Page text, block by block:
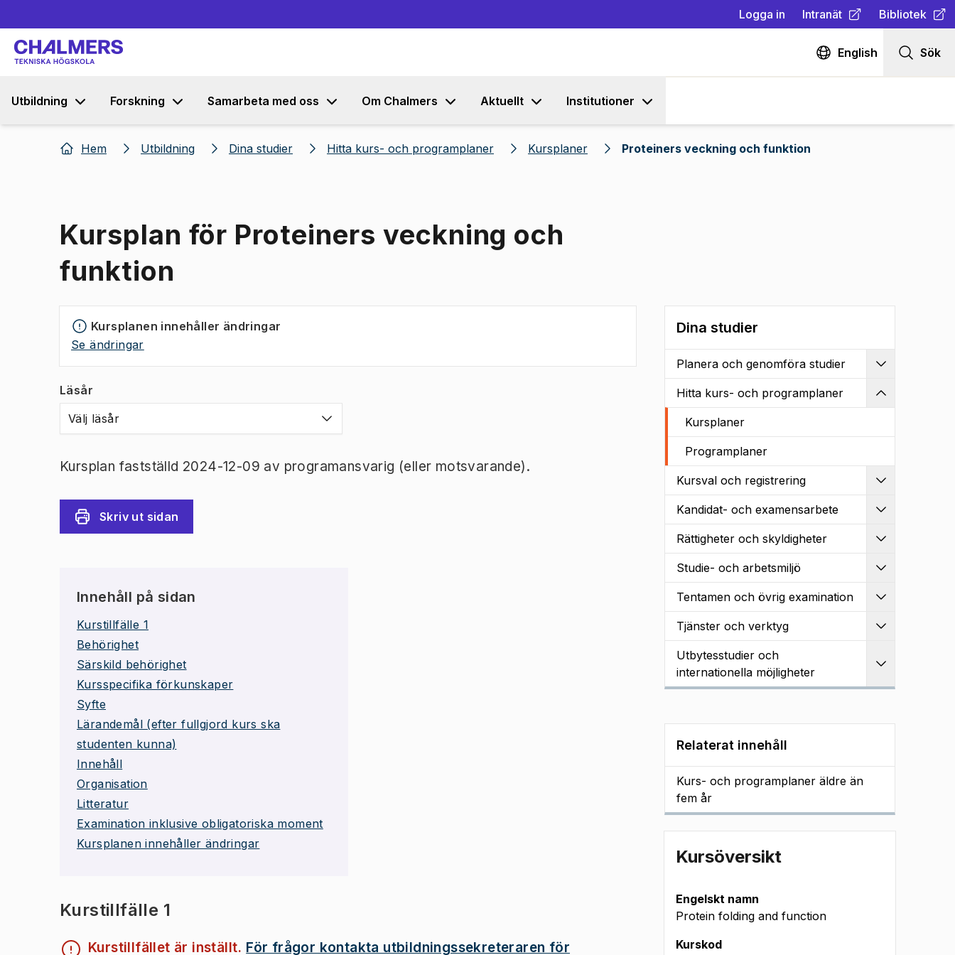
Logga in Intranät
(Öppnas i ny flik)
Bibliotek
(Öppnas i ny
English Sök
Utbildning Forskning Samarbeta med oss Om Chalmers Aktuellt Institutioner
Hem Utbildning Dina studier Hitta kurs- och programplaner Kursplaner Proteiners veckning och funktion
Kursplan för Proteiners veckning och
funktion
Kursplanen innehåller ändringar
Se ändringar
Läsår
Välj läsår
Kursplan fastställd 2024-12-09 av programansvarig (eller motsvarande).
Skriv ut sidan
Innehåll på sidan
Kurstillfälle 1
Behörighet
Särskild behörighet
Kursspecifika förkunskaper
Syfte
Lärandemål (efter fullgjord kurs ska
studenten kunna)
Innehåll
Organisation
Litteratur
Examination inklusive obligatoriska moment
Kursplanen innehåller ändringar
Kurstillfälle 1
Kurstillfället är inställt. För frågor kontakta utbildningssekreteraren för
Dina studier
Planera och genomföra studier
Hitta kurs- och programplaner
Kursplaner
Programplaner
Kursval och registrering
Kandidat- och examensarbete
Rättigheter och skyldigheter
Studie- och arbetsmiljö
Tentamen och övrig examination
Tjänster och verktyg
Utbytesstudier och
internationella möjligheter
Relaterat innehåll
Kurs- och programplaner äldre än
fem år
Kursöversikt
Engelskt namn
Protein folding and function
Kurskod